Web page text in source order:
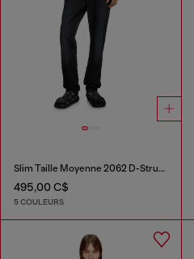
Slim Taille Moyenne 2062 D-Strukt Joggjeans®
495,00 C$
5 COULEURS